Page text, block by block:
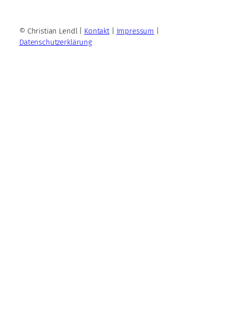
© Christian Lendl | Kontakt| Impressum
Datenschutzerklärung